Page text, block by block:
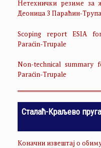
Нетехнички резиме за
Деоница 3 Параћин-
Scoping report ESIA
Paraćin-Trupale
Non-technical summary
Paraćin-Trupale
Сталаћ-Краљево
Коначни извештај о